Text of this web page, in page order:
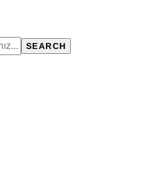
SEARCH